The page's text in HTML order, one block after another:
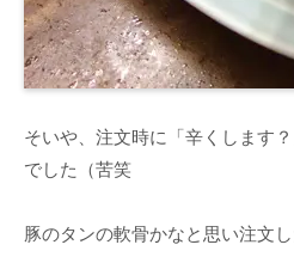
そいや、注文時に「辛くします
でした（苦笑
豚のタンの軟骨かなと思い注文